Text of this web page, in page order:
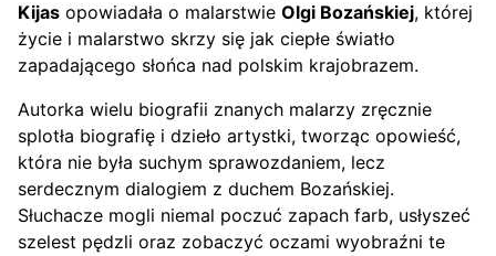
Kijas opowiadała o malarstwie Olgi Bozańskiej, której
życie i malarstwo skrzy się jak ciepłe światło
zapadającego słońca nad polskim krajobrazem.
Autorka wielu biografii znanych malarzy zręcznie
splotła biografię i dzieło artystki, tworząc opowieść,
która nie była suchym sprawozdaniem, lecz
serdecznym dialogiem z duchem Bozańskiej.
Słuchacze mogli niemal poczuć zapach farb, usłyszeć
szelest pędzli oraz zobaczyć oczami wyobraźni te